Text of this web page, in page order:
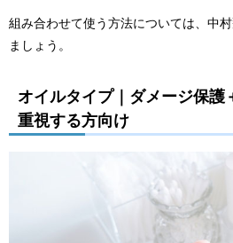
組み合わせて使う方法については、中
ましょう。
オイルタイプ｜ダメージ保護
重視する方向け